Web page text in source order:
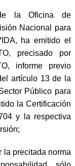
la Oficina de
Nacional para
ha emitido el
precisado por
informe previo
artículo 13 de la
Público para
la Certificación
y la respectiva
la precitada norma